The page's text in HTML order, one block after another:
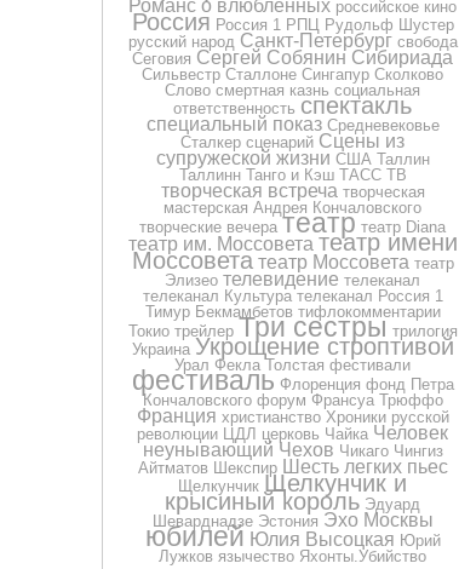
Романс о влюбленных российское кино
Россия Россия 1 РПЦ Рудольф Шустер
русский народ Санкт-Петербург свобода
Сеговия Сергей Собянин Сибириада
Сильвестр Сталлоне Сингапур Сколково
Слово смертная казнь социальная
ответственность спектакль
специальный показ Средневековье
Сталкер сценарий Сцены из
супружеской жизни США Таллин
Таллинн Танго и Кэш ТАСС ТВ
творческая встреча творческая
мастерская Андрея Кончаловского
творческие вечера театр театр Diana
театр им. Моссовета театр имени
Моссовета театр Моссовета театр
Элизео телевидение телеканал
телеканал Культура телеканал Россия 1
Тимур Бекмамбетов тифлокомментарии
Токио трейлер Три сестры трилогия
Украина Укрощение строптивой
Урал Фекла Толстая фестивали
фестиваль Флоренция фонд Петра
Кончаловского форум Франсуа Трюффо
Франция христианство Хроники русской
революции ЦДЛ церковь Чайка Человек
неунывающий Чехов Чикаго Чингиз
Айтматов Шекспир Шесть легких пьес
Щелкунчик Щелкунчик и
крысиный король Эдуард
Шеварднадзе Эстония Эхо Москвы
юбилей Юлия Высоцкая Юрий
Лужков язычество Яхонты.Убийство